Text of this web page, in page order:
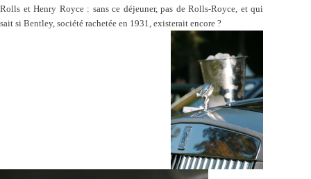
Rolls et Henry Royce : sans ce déjeuner, pas de Rolls-Royce, et qui
sait si Bentley, société rachetée en 1931, existerait encore ?